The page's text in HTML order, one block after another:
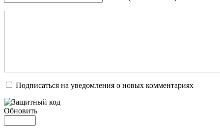
Подписаться на уведомления о новых комментариях
Обновить